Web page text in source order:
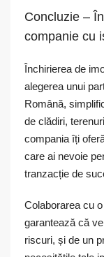
Concluzie –
companie cu
Închirierea de
alegerea unui
Română,
de clădiri,
compania îți
care ai nevoie
tranzacție de
Colaborarea cu
garantează că
riscuri, și de un